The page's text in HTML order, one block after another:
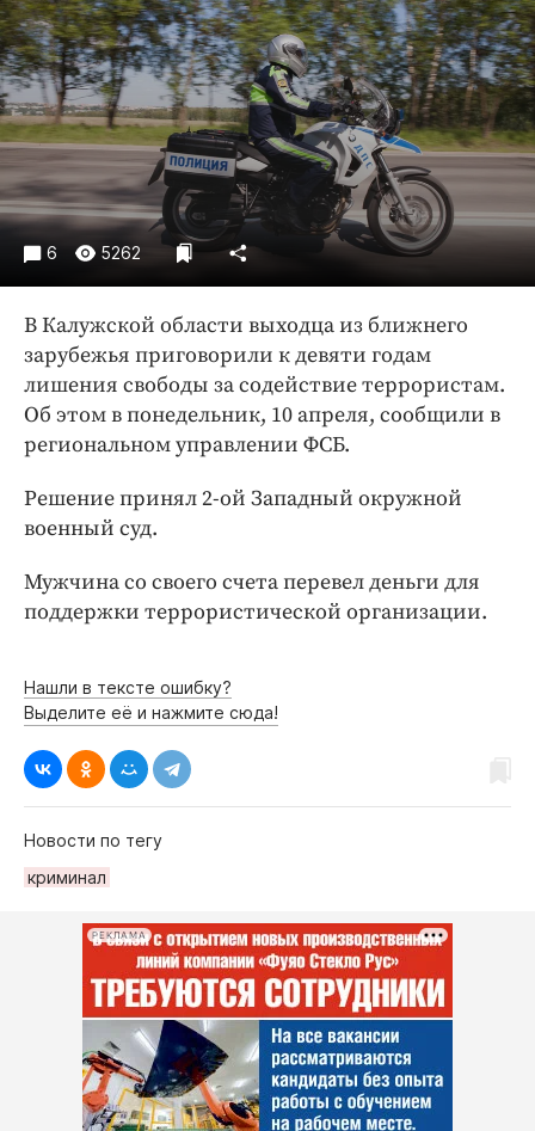
Недвижимость и ЖКХ
Образование
Общество
Погода
Праздники
Происшествия
Спорт
Экономика и бизнес
ПРОЕКТЫ
Блоги
Медиаперсона
Клиника года
Бренд года
Работодатель года
6 5262
В Калужской области выходца из ближнего
зарубежья приговорили к девяти годам
лишения свободы за содействие террористам.
Об этом в понедельник, 10 апреля, сообщили в
региональном управлении ФСБ.
Решение принял 2-ой Западный окружной
военный суд.
Мужчина со своего счета перевел деньги для
поддержки террористической организации.
Нашли в тексте ошибку?
Выделите её и нажмите сюда!
Новости по тегу
криминал
РЕКЛАМА